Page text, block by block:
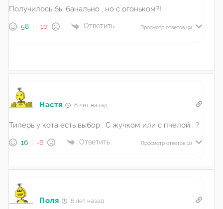
Получилось бы банально , но с огоньком?!
58 -10 Ответить Просмотр ответов (9)
Настя 6 лет назад
Типерь у кота есть выбор . С жучком или с пчелой . ?
16 -6 Ответить Просмотр ответов (2)
Поля 6 лет назад